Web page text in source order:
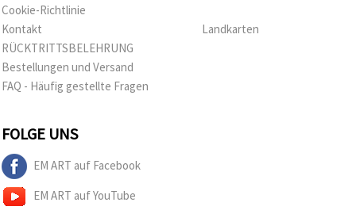
Cookie-Richtlinie
Kontakt
RÜCKTRITTSBELEHRUNG
Bestellungen und Versand
FAQ - Häufig gestellte Fragen
Landkarten
FOLGE UNS
EM ART auf Facebook
EM ART auf YouTube